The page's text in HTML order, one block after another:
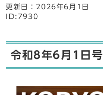
更新日： 2026年6月1日
ID:7930
令和8年6月1日号